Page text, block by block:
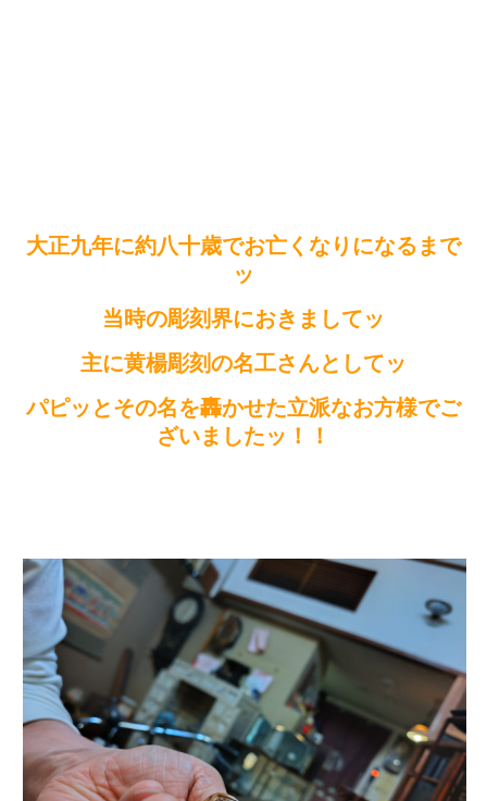
大正九年に約八十歳でお亡くなりになるまで
ッ
当時の彫刻界におきましてッ
主に黄楊彫刻の名工さんとしてッ
パピッとその名を轟かせた立派なお方様でご
ざいましたッ！！